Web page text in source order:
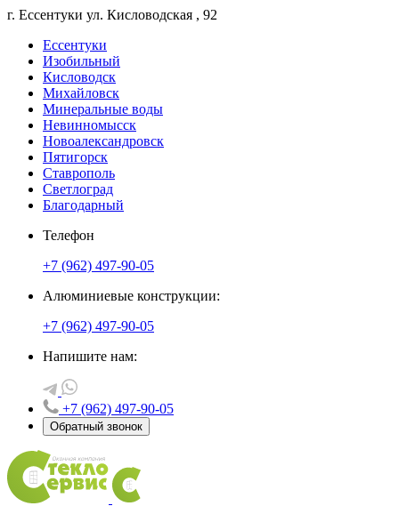
г. Ессентуки ул. Кисловодская , 92
Ессентуки
Изобильный
Кисловодск
Михайловск
Минеральные воды
Невинномысск
Новоалександровск
Пятигорск
Ставрополь
Светлоград
Благодарный
Телефон
+7 (962) 497-90-05
Алюминиевые конструкции:
+7 (962) 497-90-05
Напишите нам:
+7 (962) 497-90-05
Обратный звонок